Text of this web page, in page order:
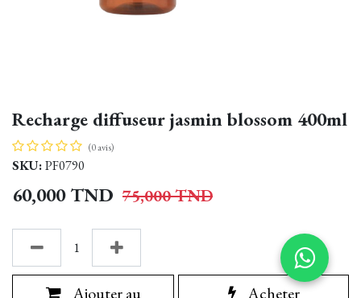
Recharge diffuseur jasmin blossom 400ml
(0 avis)
SKU:PF0790
60,000TND 75,000TND
Ajouter au Acheter